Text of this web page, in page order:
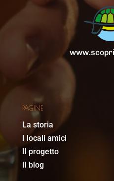
PAGINE
La storia
I locali amici
Il progetto
Il blog